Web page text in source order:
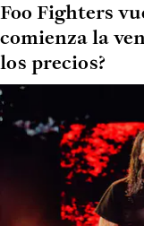
Foo Fighters
comienza la
los precios?